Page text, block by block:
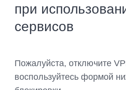
при
сервисов
Пожалуйста, отключите
воспользуйтесь формой